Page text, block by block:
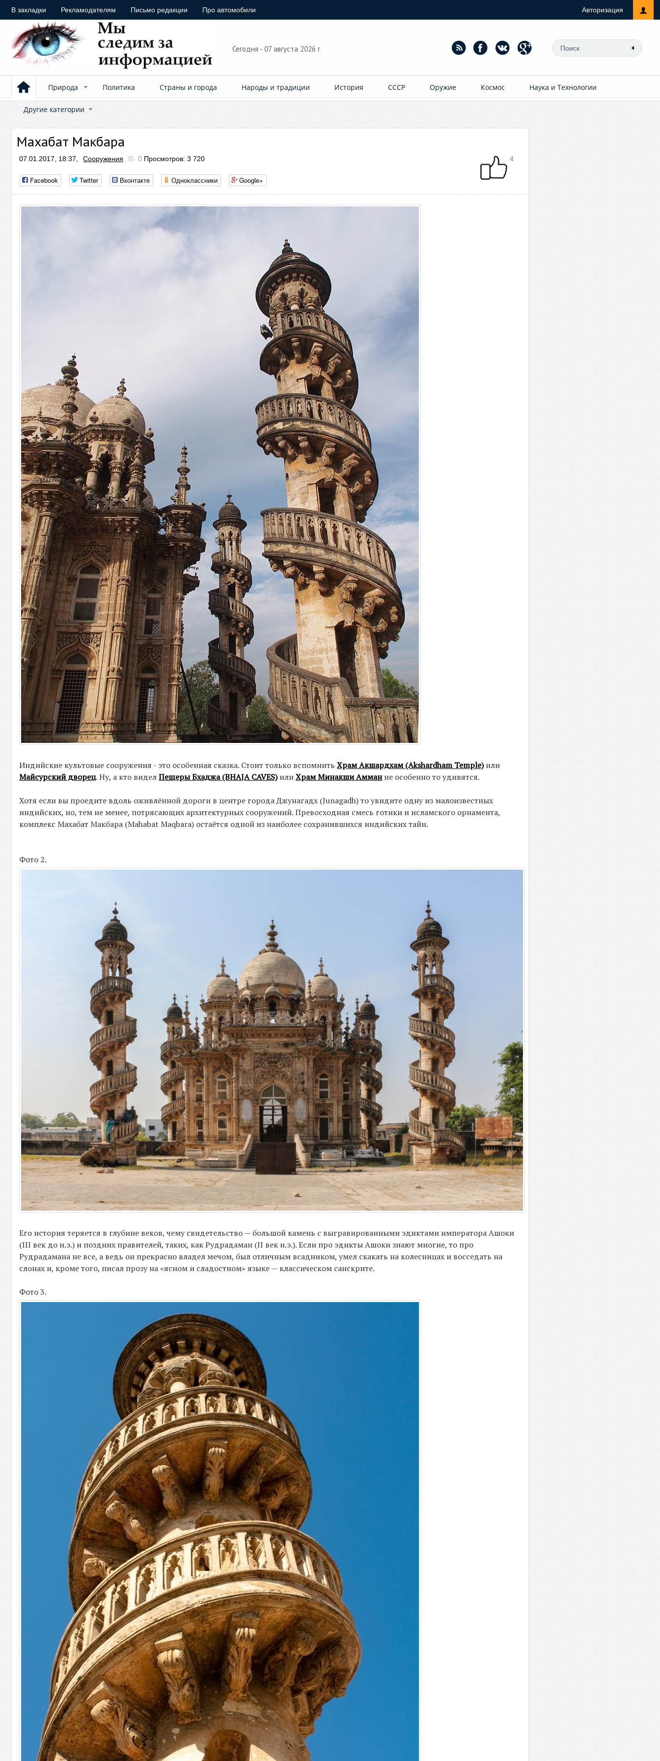
В закладки Рекламодателям Письмо редакции Про автомобили Авторизация
Сегодня - 07 августа 2026 г
Природа Политика Страны и города Народы и традиции История СССР Оружие Космос Наука и Технологии
Другие категории
Махабат Макбара
07.01.2017, 18:37, Сооружения 0 Просмотров: 3 720 4
Facebook Twitter Вконтакте Одноклассники Google+
Индийские культовые сооружения - это особенная сказка. Стоит только вспомнитьХрам Акшардхам (Akshardham Temple)или
Майсурский дворец. Ну, а кто виделПещеры Бхаджа (BHAJA CAVES)илиХрам Минакши Амманне особенно то удивятся.
Хотя если вы проедите вдоль оживлённой дороги в центре города Джунагадх (Junagadh) то увидите одну из малоизвестных
индийских, но, тем не менее, потрясающих архитектурных сооружений. Превосходная смесь готики и исламского орнамента,
комплекс Махабат Макбара (Mahabat Maqbara) остаётся одной из наиболее сохранившихся индийских тайн.
Фото 2.
Его история теряется в глубине веков, чему свидетельство — большой камень с выгравированными эдиктами императора Ашоки
(III век до н.э.) и поздних правителей, таких, как Рудрадаман (II век н.э.). Если про эдикты Ашоки знают многие, то про
Рудрадамана не все, а ведь он прекрасно владел мечом, был отличным всадником, умел скакать на колесницах и восседать на
слонах и, кроме того, писал прозу на «ясном и сладостном» языке — классическом санскрите.
Фото 3.